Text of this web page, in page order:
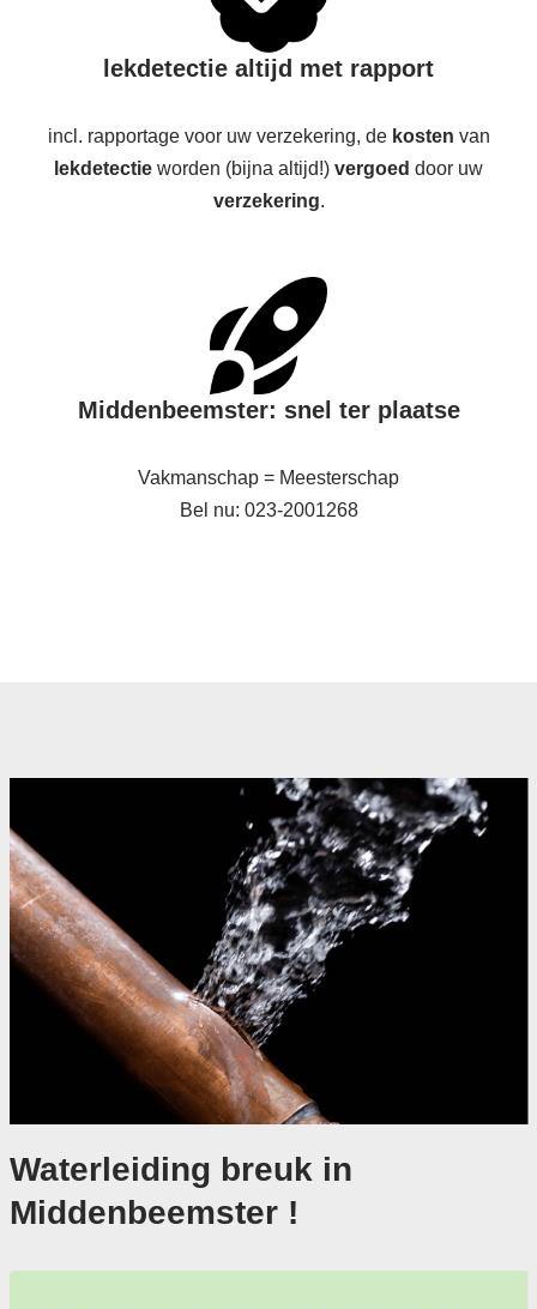
lekdetectie altijd met rapport
incl. rapportage voor uw verzekering, de kosten van
lekdetectie worden (bijna altijd!) vergoed door uw
verzekering.
Middenbeemster: snel ter plaatse
Vakmanschap = Meesterschap
Bel nu: 023-2001268
Waterleiding breuk in
Middenbeemster !